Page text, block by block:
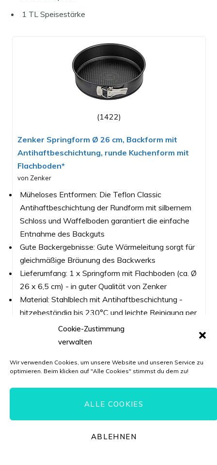
Cookie-Zustimmung
verwalten
Wir verwenden Cookies, um unsere Website und unseren Service zu
optimieren. Beim klicken auf "Alle Cookies" stimmst du dem zu!
ALLE COOKIES
ABLEHNEN
1 TL Speisestärke
(1422)
Zenker Springform Ø 26 cm, Backform mit
Antihaftbeschichtung, runde Kuchenform mit
Flachboden*
von Zenker
Müheloses Entformen: Die Teflon Classic
Antihaftbeschichtung der Rundform mit silbernem
Schloss und Waffelboden garantiert die einfache
Entnahme des Backguts
Gute Backergebnisse: Gute Wärmeleitung sorgt für
gleichmäßige Bräunung des Backwerks
Lieferumfang: 1 x Springform mit Flachboden (ca. Ø
26 x 6,5 cm) - in guter Qualität von Zenker
Material: Stahlblech mit Antihaftbeschichtung -
hitzebeständig bis 230°C und leichte Reinigung per
Made in Germany - Herstellergarantie 5 Jahre. Die
technische Informationen". Ihre gesetzlichen
Preis: € 11,99